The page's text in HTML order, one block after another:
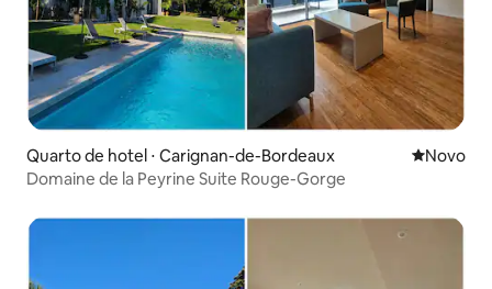
Quarto de hotel ⋅ Carignan-de-Bordeaux Novo
Novo
Domaine de la Peyrine Suite Rouge-Gorge